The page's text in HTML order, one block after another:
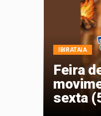
IBIRATAIA
Feira
sexta